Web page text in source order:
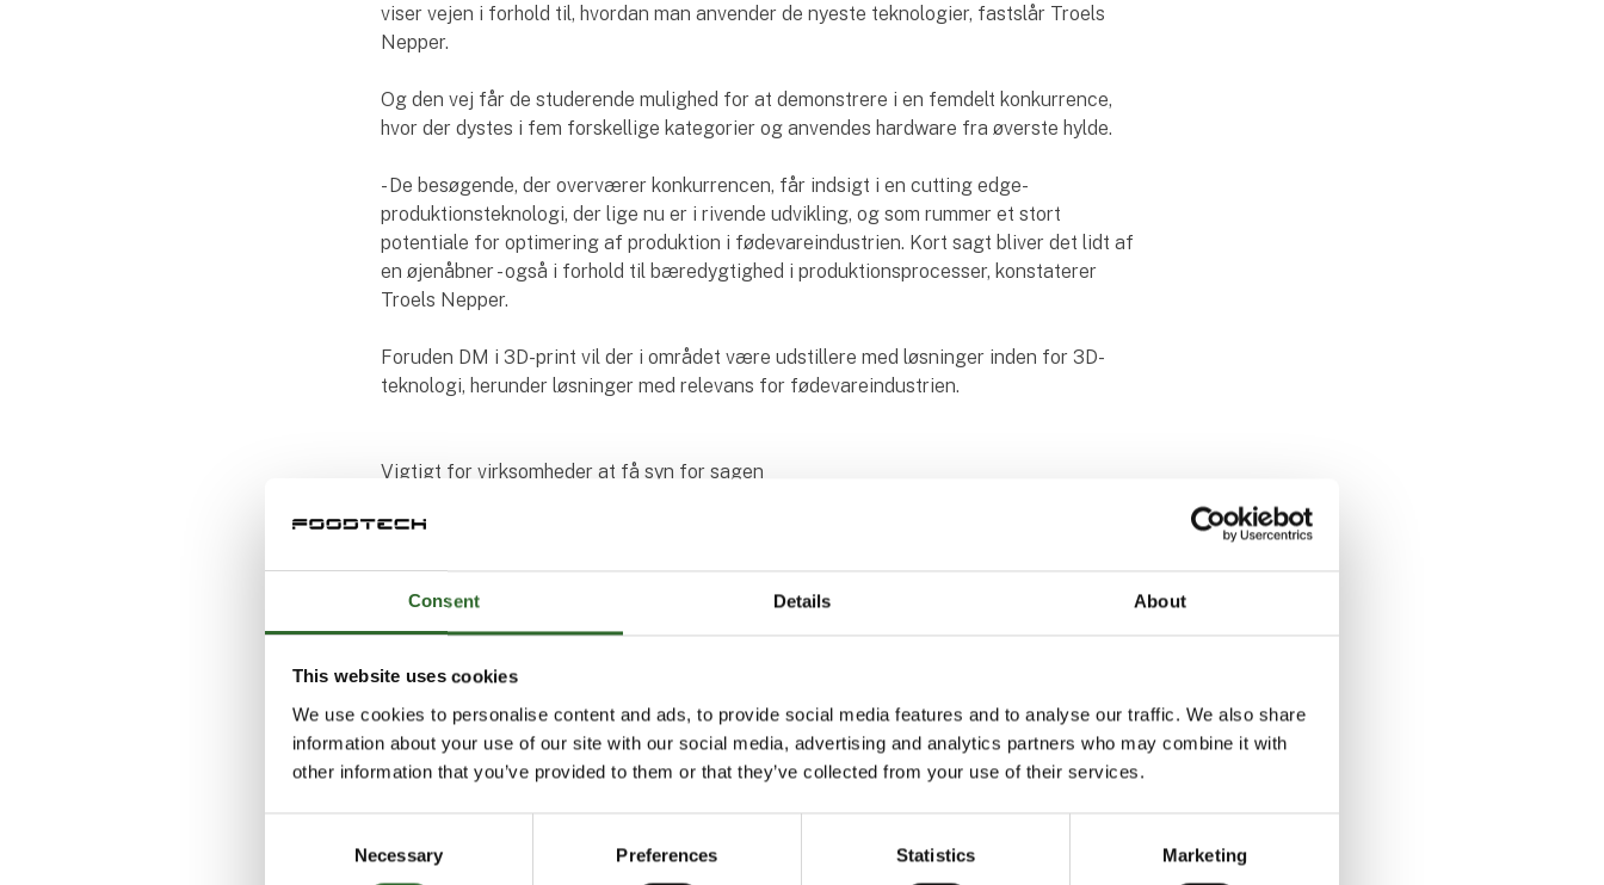
Consent Details About
This website uses cookies
We use cookies to personalise content and ads, to provide social media features and to analyse our traffic. We also share
information about your use of our site with our social media, advertising and analytics partners who may combine it with
other information that you’ve provided to them or that they’ve collected from your use of their services.
Necessary Preferences Statistics Marketing
viser vejen i forhold til, hvordan man anvender de nyeste teknologier, fastslår Troels
Nepper.
Og den vej får de studerende mulighed for at demonstrere i en femdelt konkurrence,
hvor der dystes i fem forskellige kategorier og anvendes hardware fra øverste hylde.
- De besøgende, der overværer konkurrencen, får indsigt i en cutting edge-
produktionsteknologi, der lige nu er i rivende udvikling, og som rummer et stort
potentiale for optimering af produktion i fødevareindustrien. Kort sagt bliver det lidt af
en øjenåbner - også i forhold til bæredygtighed i produktionsprocesser, konstaterer
Troels Nepper.
Foruden DM i 3D-print vil der i området være udstillere med løsninger inden for 3D-
teknologi, herunder løsninger med relevans for fødevareindustrien.
Vigtigt for virksomheder at få syn for sagen
udstiller på FoodTech. Brian Lykke Christensen, forretningsleder i netop Teknologisk
mindst vice versa.
- For at virksomhederne kan se, hvor kompetente potentielle kandidater er, er det meget
virksomhederne også kan møde de deltagende og ved selvsyn se, hvad den unge
generation har at byde på, og hvad 3D-print handler om og hvilke discipliner, der knytter
sig dertil, mener Brian Lykke Christensen og fortæller om sine oplevelser på HI-messen:
- Det var min oplevelse, at der var en del flere besøgende end tidligere i og omkring
konkurrencen, og at de besøgende derefter cirkulerede rundt på de mange 3D-print-